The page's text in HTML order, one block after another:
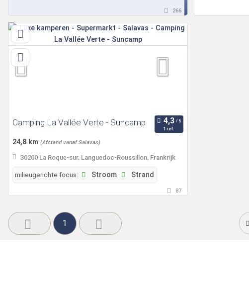
266
Camping La Vallée Verte - Suncamp
1 ref.
24,8 km (Afstand vanaf Salavas)
30200 La Roque-sur, Languedoc-Roussillon, Frankrijk
milieugerichte focus: Stroom Strand
87
1